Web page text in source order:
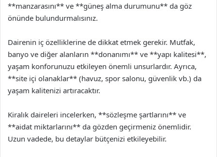
**manzarasını** ve **güneş alma durumunu** da göz
önünde bulundurmalısınız.
Dairenin iç özelliklerine de dikkat etmek gerekir. Mutfak,
banyo ve diğer alanların **donanımı** ve **yapı kalitesi**,
yaşam konforunuzu etkileyen önemli unsurlardır. Ayrıca,
**site içi olanaklar** (havuz, spor salonu, güvenlik vb.) da
yaşam kalitenizi artıracaktır.
Kiralık daireleri incelerken, **sözleşme şartlarını** ve
**aidat miktarlarını** da gözden geçirmeniz önemlidir.
Uzun vadede, bu detaylar bütçenizi etkileyebilir.